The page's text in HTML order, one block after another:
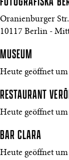
Oranienburger
10117 Berlin -
MUSEUM
Heute geöffnet um
RESTAURANT
Heute geöffnet um
BAR CLARA
Heute geöffnet um